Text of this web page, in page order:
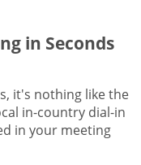
in Seconds
it's nothing like the
in-country dial-in
in your meeting